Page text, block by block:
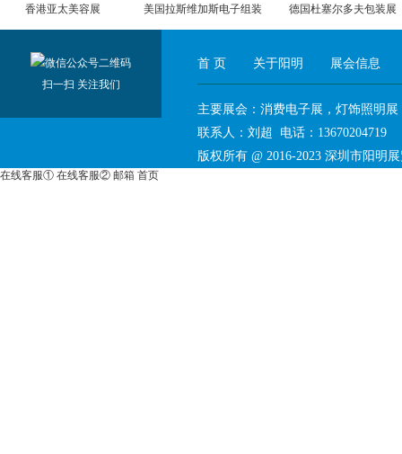
香港亚太美容展
美国拉斯维加斯电子组装
展APEX
德国杜塞尔多夫包装展
扫一扫 关注我们
首 页 关于阳明 展会信息
主要展会：消费电子展，灯饰照明
联系人：刘超 电话：13670204719
版权所有 @ 2016-2023 深圳市阳明
在线客服① 在线客服② 邮箱 首页